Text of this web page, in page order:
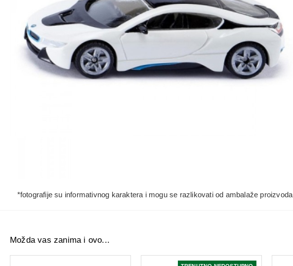
*fotografije su informativnog karaktera i mogu se razlikovati od ambalaže proizvoda
Možda vas zanima i ovo...